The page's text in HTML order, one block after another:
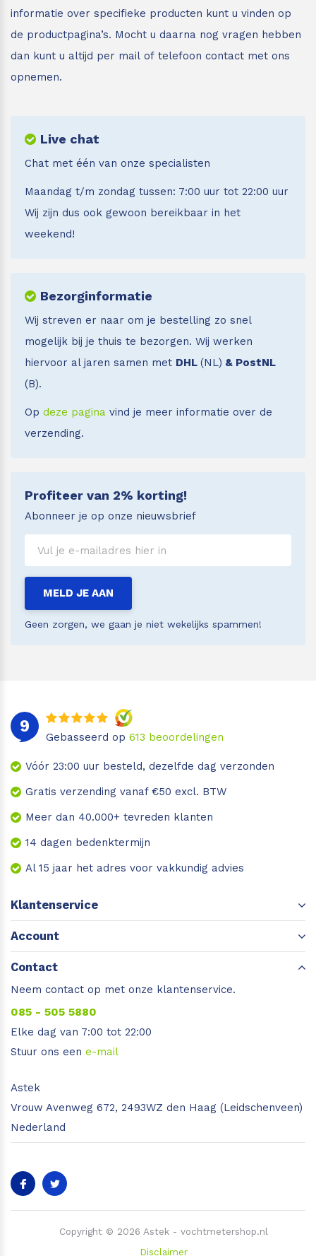
informatie over specifieke producten kunt u vinden op
de productpagina’s. Mocht u daarna nog vragen hebben
dan kunt u altijd per mail of telefoon contact met ons
opnemen.
Live chat
Chat met één van onze specialisten
Maandag t/m zondag tussen: 7:00 uur tot 22:00 uur
Wij zijn dus ook gewoon bereikbaar in het
weekend!
Bezorginformatie
Wij streven er naar om je bestelling zo snel
mogelijk bij je thuis te bezorgen. Wij werken
hiervoor al jaren samen met DHL (NL) & PostNL
(B).
Op deze pagina vind je meer informatie over de
verzending.
Profiteer van 2% korting!
Abonneer je op onze nieuwsbrief
Geen zorgen, we gaan je niet wekelijks spammen!
MELD JE AAN
9
Gebasseerd op 613 beoordelingen
Vóór 23:00 uur besteld, dezelfde dag verzonden
Gratis verzending vanaf €50 excl. BTW
Meer dan 40.000+ tevreden klanten
14 dagen bedenktermijn
Al 15 jaar het adres voor vakkundig advies
Klantenservice
Account
Contact
Neem contact op met onze klantenservice.
085 - 505 5880
Elke dag van 7:00 tot 22:00
Stuur ons een e-mail
Astek
Vrouw Avenweg 672, 2493WZ den Haag (Leidschenveen)
Nederland
Copyright © 2026 Astek - vochtmetershop.nl
Disclaimer